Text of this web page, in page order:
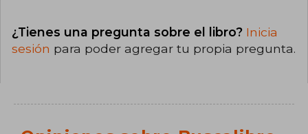
¿Tienes una pregunta sobre el libro? Inicia
sesión para poder agregar tu propia pregunta.